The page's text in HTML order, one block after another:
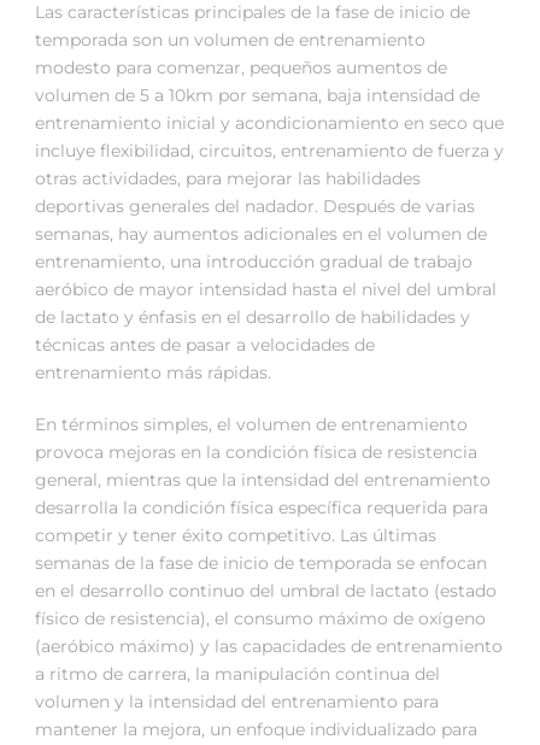
Las características principales de la fase de inicio de
temporada son un volumen de entrenamiento
modesto para comenzar, pequeños aumentos de
volumen de 5 a 10km por semana, baja intensidad de
entrenamiento inicial y acondicionamiento en seco que
incluye flexibilidad, circuitos, entrenamiento de fuerza y
otras actividades, para mejorar las habilidades
deportivas generales del nadador. Después de varias
semanas, hay aumentos adicionales en el volumen de
entrenamiento, una introducción gradual de trabajo
aeróbico de mayor intensidad hasta el nivel del umbral
de lactato y énfasis en el desarrollo de habilidades y
técnicas antes de pasar a velocidades de
entrenamiento más rápidas.
En términos simples, el volumen de entrenamiento
provoca mejoras en la condición física de resistencia
general, mientras que la intensidad del entrenamiento
desarrolla la condición física específica requerida para
competir y tener éxito competitivo. Las últimas
semanas de la fase de inicio de temporada se enfocan
en el desarrollo continuo del umbral de lactato (estado
físico de resistencia), el consumo máximo de oxígeno
(aeróbico máximo) y las capacidades de entrenamiento
a ritmo de carrera, la manipulación continua del
volumen y la intensidad del entrenamiento para
mantener la mejora, un enfoque individualizado para